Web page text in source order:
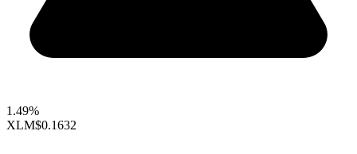
1.49%
XLM$0.1632